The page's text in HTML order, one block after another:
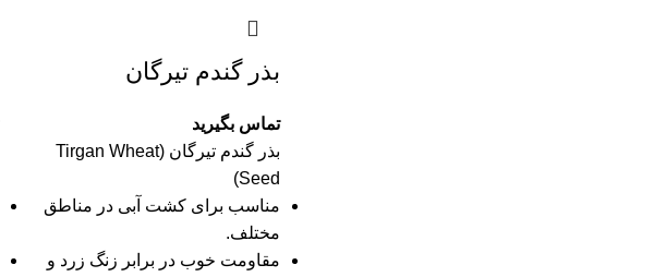
بذر گندم تیرگان
تماس بگیرید
بذر گندم تیرگان (Tirgan Wheat
Seed)
مناسب برای کشت آبی در مناطق
مختلف.
مقاومت خوب در برابر زنگ زرد و